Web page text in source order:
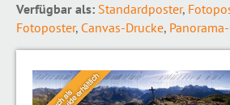
Verfügbar als: Standardposter,
Fotoposter, Canvas-Drucke,